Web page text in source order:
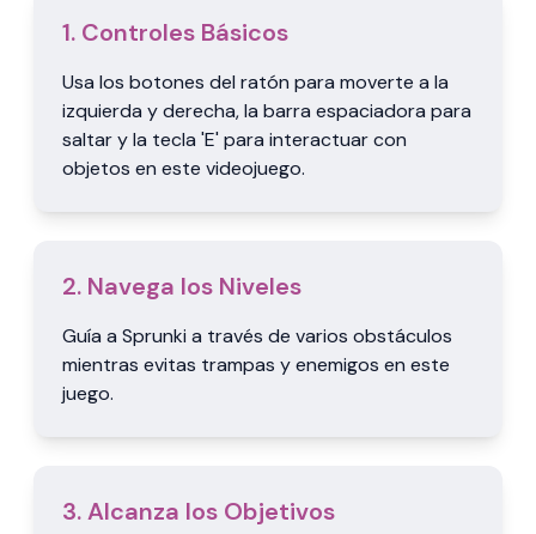
1. Controles Básicos
Usa los botones del ratón para moverte a la
izquierda y derecha, la barra espaciadora para
saltar y la tecla 'E' para interactuar con
objetos en este videojuego.
2. Navega los Niveles
Guía a Sprunki a través de varios obstáculos
mientras evitas trampas y enemigos en este
juego.
3. Alcanza los Objetivos